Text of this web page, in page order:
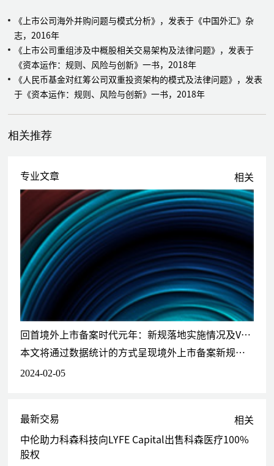
联交所18A板块上市提供法律服务
作为发行人中国法律顾问，为浙江豪微科技有限公司在美国纳斯达克
（NA）上市提供法律服务
作为保荐人中国法律顾问，为商汤科技（0020.HK）在香港联交所主
板上市提供法律服务
作为发行人中国法律顾问，为德琪医药有限公司（06996.HK）在香
（CAN）在美国纳斯达克上市提供法律服务
并购以及重大资产重组项目
为南京埃斯顿自动化股份有限公司（股票代码：002747）收购德国
Cloos集团提供法律服务
为广东文灿压铸股份有限公司（股票代码：603348）3.4亿欧元收购
法国上市公司百炼集团（BELI.PA）提供法律服务
为中国化工集团旗下上市公司天华院（股票代码：600579）发行股
份收购德国Krauss Maffei集团提供法律服务
为山东黄金（600547.SH）以9.6亿美元收购巴里克黄金（Barrick）
旗下阿根廷Veladero金矿50%的股权暨双方达成战略合作安排提供
为中国信达资产管理股份有限公司和信达资本与海南航空设立并购基
金并收购瑞士航食集团Gategroup提供法律服务
为中国信达资产管理股份有限公司联合境内上市公司当代明诚在境外
科技有限公司100%股权提供法律服务
私募股权投融资项目
代表凯雷投资集团D轮投资上海和誉生物医药科技有限公司（红筹架
《上市公司海外并购问题与模式分析》，发表于《中国外汇》杂
志，2016年
《上市公司重组涉及中概股相关交易架构及法律问题》，发表于
《资本运作：规则、风险与创新》一书，2018年
《人民币基金对红筹公司双重投资架构的模式及法律问题》，发表
于《资本运作：规则、风险与创新》一书，2018年
相关推荐
专业文章 相关
回首境外上市备案时代元年：新规落地实施情况及VIE架构备案关注要点
本文将通过数据统计的方式呈现境外上市备案新规落地实施情况，特别是 VIE架构企业的备案情况及审核关注要点，以期与读者共享经验，共同探讨。为统计意义，除特别说明，我们剔除了仅为申请“全流通”而进行备案的项目。
2024-02-05
最新交易 相关
中伦助力科森科技向LYFE Capital出售科森医疗100%
股权